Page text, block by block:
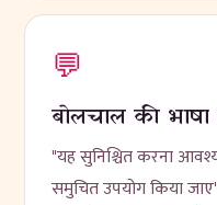
💬
बोलचाल की
"यह सुनिश्चित करना
समुचित उपयोग किया